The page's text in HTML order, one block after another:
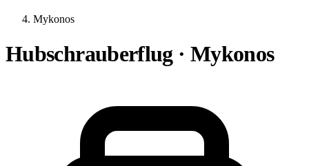
Mykonos
Hubschrauberflug · Mykonos